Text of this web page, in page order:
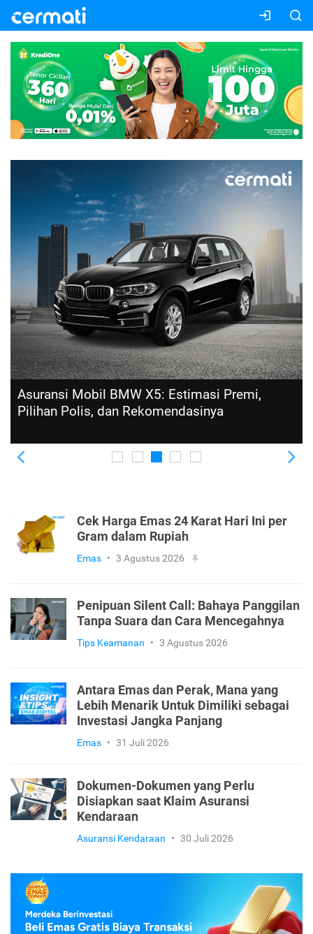
Asuransi Mobil BMW X5: Estimasi Premi,
Pilihan Polis, dan Rekomendasinya
Cek Harga Emas 24 Karat Hari Ini per
Gram dalam Rupiah
Emas • 3 Agustus 2026
Penipuan Silent Call: Bahaya Panggilan
Tanpa Suara dan Cara Mencegahnya
Tips Keamanan • 3 Agustus 2026
Antara Emas dan Perak, Mana yang
Lebih Menarik Untuk Dimiliki sebagai
Investasi Jangka Panjang
Emas • 31 Juli 2026
Dokumen-Dokumen yang Perlu
Disiapkan saat Klaim Asuransi
Kendaraan
Asuransi Kendaraan • 30 Juli 2026